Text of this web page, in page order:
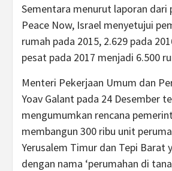
Sementara menurut laporan dari
Peace Now, Israel menyetujui
rumah pada 2015, 2.629 pada
pesat pada 2017 menjadi 6.500
Menteri Pekerjaan Umum dan
Yoav Galant pada 24 Desember
mengumumkan rencana
membangun 300 ribu unit
Yerusalem Timur dan Tepi Barat
dengan nama ‘perumahan di